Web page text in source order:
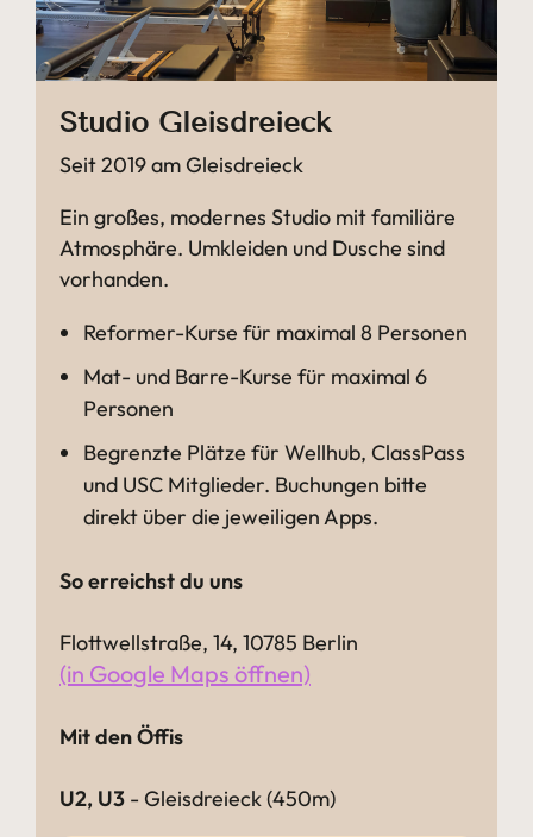
Studio Gleisdreieck
Seit 2019 am Gleisdreieck
Ein großes, modernes Studio mit familiäre
Atmosphäre. Umkleiden und Dusche sind
vorhanden.
Reformer-Kurse für maximal 8 Personen
Mat- und Barre-Kurse für maximal 6
Personen
Begrenzte Plätze für Wellhub, ClassPass
und USC Mitglieder. Buchungen bitte
direkt über die jeweiligen Apps.
So erreichst du uns
Flottwellstraße, 14, 10785 Berlin
(in Google Maps öffnen)
Mit den Öffis
U2, U3 - Gleisdreieck (450m)